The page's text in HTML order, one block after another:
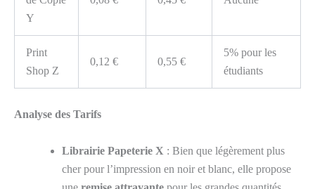
Y
Print
Shop Z
0,12 € 0,55 €
5% pour les
étudiants
Analyse des Tarifs
Librairie Papeterie X : Bien que légèrement plus
cher pour l’impression en noir et blanc, elle propose